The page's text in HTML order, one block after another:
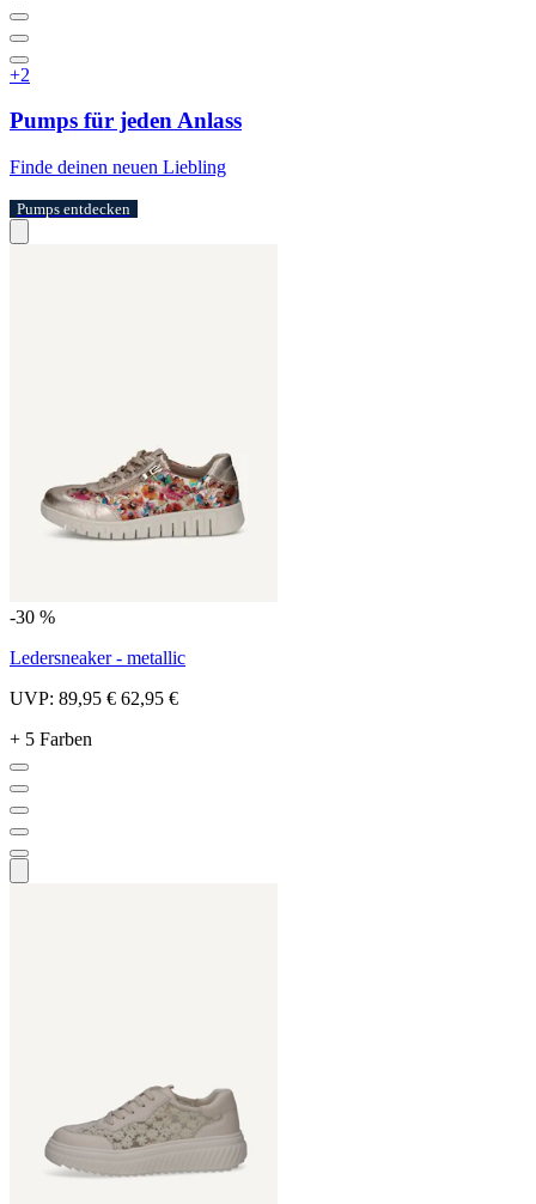
+2
Pumps für jeden Anlass
Finde deinen neuen Liebling
Pumps entdecken
-30 %
Ledersneaker - metallic
UVP: 89,95 € 62,95 €
+ 5 Farben